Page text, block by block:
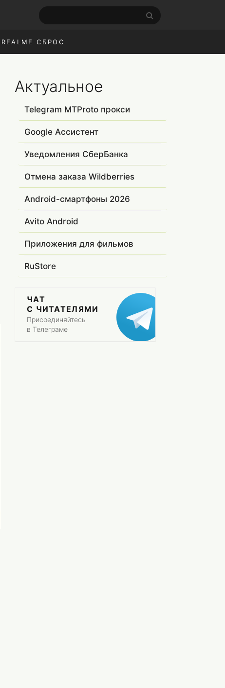
REALME СБРОС
Актуальное
Telegram MTProto прокси
Google Ассистент
Уведомления СберБанка
Отмена заказа Wildberries
Android-смартфоны 2026
Avito Android
Приложения для фильмов
RuStore
ЧАТ
С ЧИТАТЕЛЯМИ
Присоединяйтесь
в Телеграме